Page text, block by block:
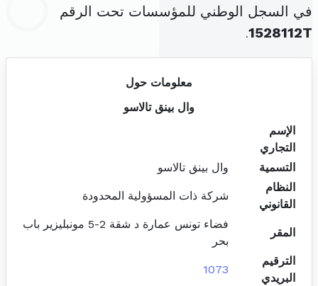
في السجل الوطني للمؤسسات تحت الرقم
1528112T
.
معلومات حول
وال بينق تالاسو
الإسم
التجاري
التسمية
وال بينق تالاسو
النظام
القانوني
شركة ذات المسؤولية المحدودة
المقر
فضاء تونس عمارة د شقة 2-5 مونبليزير باب
بحر
الترقيم
البريدي
1073